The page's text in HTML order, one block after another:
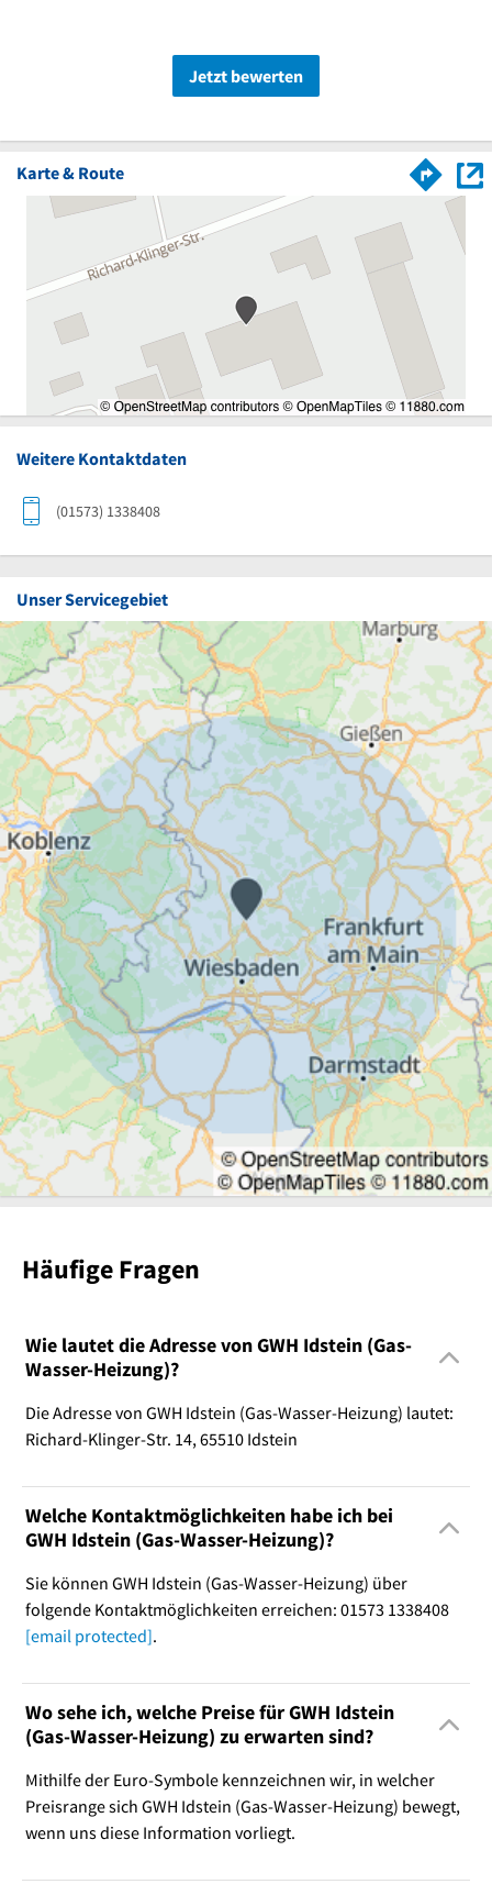
Jetzt bewerten
Karte & Route
Weitere Kontaktdaten
(01573) 1338408
Unser Servicegebiet
Häufige Fragen
Wie lautet die Adresse von GWH Idstein (Gas-
Wasser-Heizung)?
Die Adresse von GWH Idstein (Gas-Wasser-Heizung) lautet:
Richard-Klinger-Str. 14, 65510 Idstein
Welche Kontaktmöglichkeiten habe ich bei
GWH Idstein (Gas-Wasser-Heizung)?
Sie können GWH Idstein (Gas-Wasser-Heizung) über
folgende Kontaktmöglichkeiten erreichen: 01573 1338408
[email protected].
Wo sehe ich, welche Preise für GWH Idstein
(Gas-Wasser-Heizung) zu erwarten sind?
Mithilfe der Euro-Symbole kennzeichnen wir, in welcher
Preisrange sich GWH Idstein (Gas-Wasser-Heizung) bewegt,
wenn uns diese Information vorliegt.